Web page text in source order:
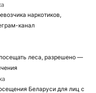
наркотиков,
канал
леса, разрешено —
Беларуси для лиц с